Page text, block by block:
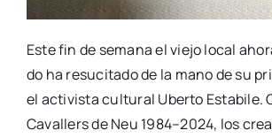
Este fin de sema­na el vie­jo local
do ha resu­ci­ta­do de la mano de su
el acti­vis­ta cul­tu­ral Uber­to Esta­bi­le.
Cava­llers de Neu 1984–2024, los